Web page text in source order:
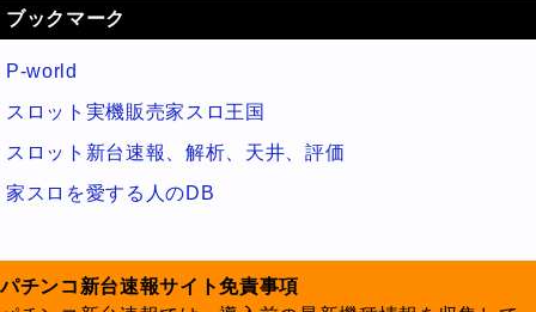
ブックマーク
P-world
スロット実機販売家スロ王国
スロット新台速報、解析、天井、評価
家スロを愛する人のDB
パチンコ新台速報サイト免責事項